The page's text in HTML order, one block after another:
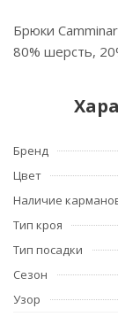
Брюки
80% шерсть,
Бренд
Цвет
Наличие
Тип кроя
Тип посадки
Сезон
Узор